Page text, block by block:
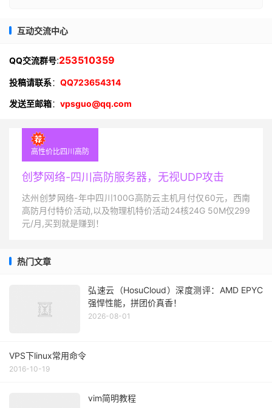
互动交流中心
QQ交流群号:253510359
投稿请联系： QQ723654314
发送至邮箱： vpsguo@qq.com
高性价比四川高防
创梦网络-四川高防服务器，无视UDP攻击
达州创梦网络-年中四川100G高防云主机月付仅60元，西南
高防月付特价活动,以及物理机特价活动24核24G 50M仅299
元/月,买到就是赚到！
热门文章
弘速云（HosuCloud）深度测评：AMD EPYC
强悍性能，拼团价真香！
2026-08-01
VPS下linux常用命令
2016-10-19
vim简明教程